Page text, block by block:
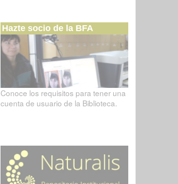
Hazte socio de la BFA
Conoce los requisitos para tener una
cuenta de usuario de la Biblioteca.